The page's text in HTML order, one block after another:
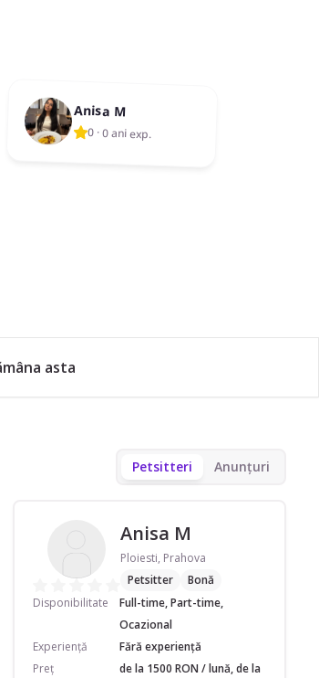
Anisa M
0 ·0 ani exp.
asta
Petsitteri Anunțuri
Anisa M
Ploiesti, Prahova
Petsitter
Bonă
Disponibilitate
Full-time, Part-time,
Ocazional
Experiență
Fără experiență
Preț
de la 1500 RON / lună, de la